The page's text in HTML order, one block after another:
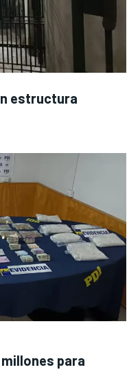
estructura
para